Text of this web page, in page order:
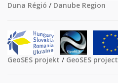
Duna Régió / Danube Region
GeoSES projekt / GeoSES project